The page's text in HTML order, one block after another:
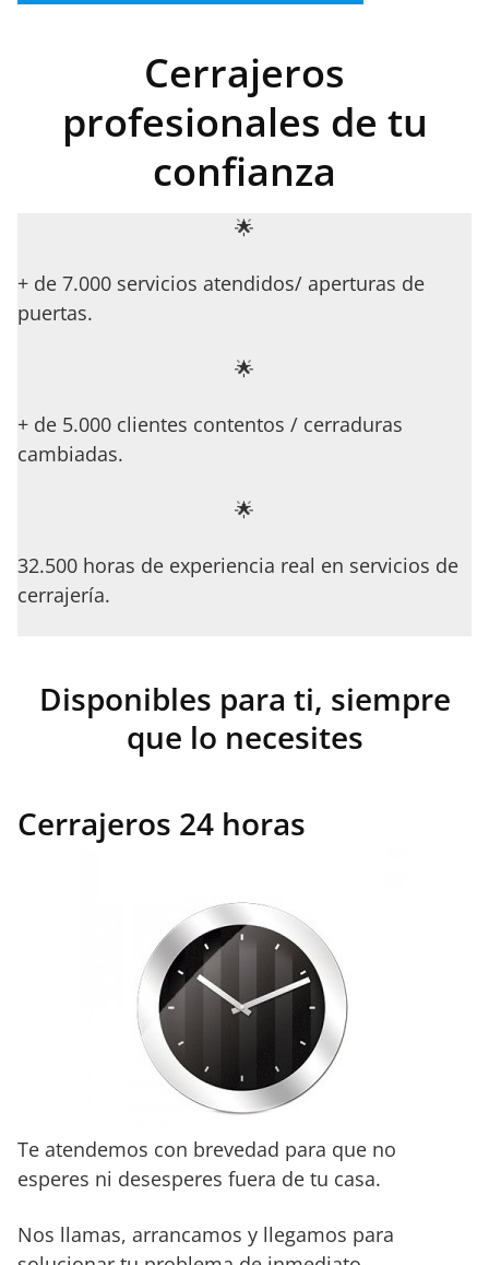
Cerrajeros
profesionales de tu
confianza
🌟
+ de 7.000 servicios atendidos/ aperturas de
puertas.
🌟
+ de 5.000 clientes contentos / cerraduras
cambiadas.
🌟
32.500 horas de experiencia real en servicios de
cerrajería.
Disponibles para ti, siempre
que lo necesites
Cerrajeros 24 horas
Te atendemos con brevedad para que no
esperes ni desesperes fuera de tu casa.
Nos llamas, arrancamos y llegamos para